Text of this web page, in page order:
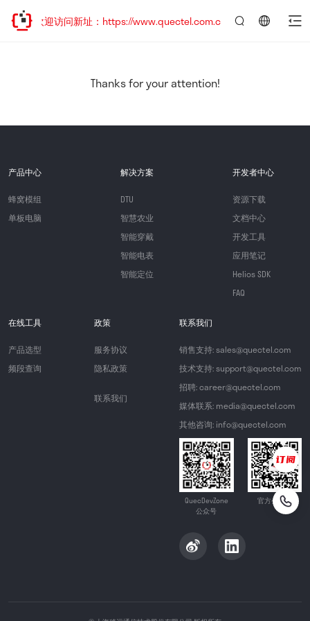
移，欢迎访问新址：https://www.quectel.com.cn
Thanks for your attention!
产品中心
蜂窝模组
单板电脑
解决方案
DTU
智慧农业
智能穿戴
智能电表
智能定位
开发者中心
资源下载
文档中心
开发工具
应用笔记
Helios SDK
FAQ
在线工具
产品选型
频段查询
政策
服务协议
隐私政策
联系我们
联系我们
销售支持: sales@quectel.com
技术支持: support@quectel.com
招聘: career@quectel.com
媒体联系: media@quectel.com
其他咨询: info@quectel.com
QuecDevZone
公众号
官方公众号